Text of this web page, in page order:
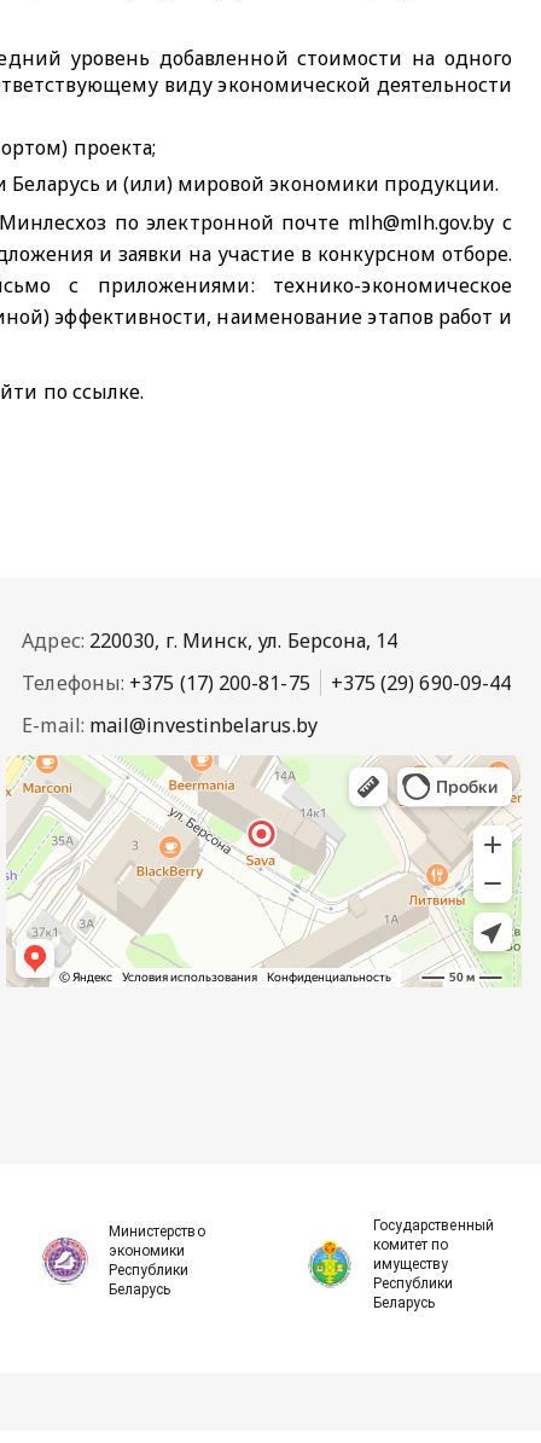
уровень добавленной стоимости на одного
виду экономической деятельности
проекта;
Беларусь и (или) мировой экономики продукции.
по электронной почте mlh@mlh.gov.by с
и заявки на участие в конкурсном отборе.
с приложениями: технико-экономическое
эффективности, наименование этапов работ и
поссылке.
Адрес: 220030, г. Минск, ул. Берсона, 14
Телефоны: +375 (17) 200-81-75
+375 (29) 690-09-44
E-mail: mail@investinbelarus.by
Министерство
экономики
Республики
Беларусь
Государственный
комитет по
имуществу
Республики
Беларусь